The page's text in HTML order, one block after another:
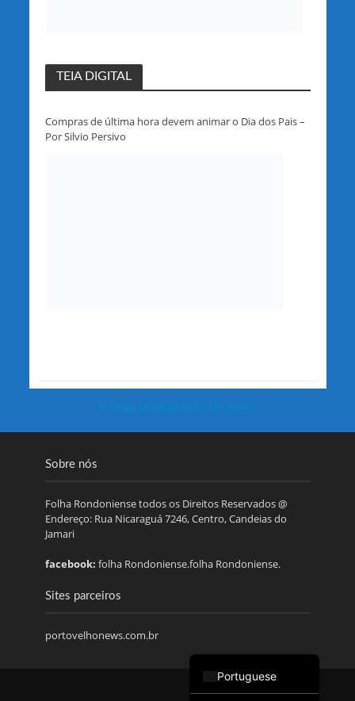
TEIA DIGITAL
Compras de última hora devem animar o Dia dos Pais –
Por Silvio Persivo
A mãe Rússia está de volta
Sobre nós
Folha Rondoniense todos os Direitos Reservados @
Endereço: Rua Nicaraguá 7246, Centro, Candeias do
Jamari
facebook: folha Rondoniense.folha Rondoniense.
Sites parceiros
portovelhonews.com.br
Portuguese